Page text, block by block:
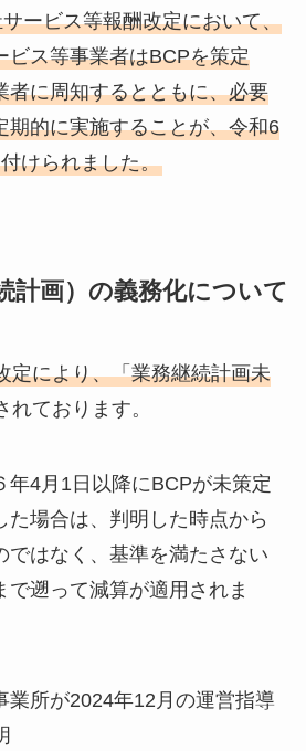
ービス等報酬改定において、
ビス等事業者はBCPを策定
者に周知するとともに、必要
期的に実施することが、令和6
けられました。
計画）の義務化について
定により、「業務継続計画未
れております。
年4月1日以降にBCPが未策定
た場合は、判明した時点から
ではなく、基準を満たさない
で遡って減算が適用されま
業所が2024年12月の運営指導